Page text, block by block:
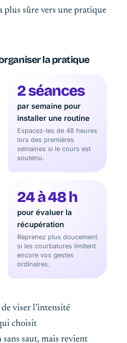
plus sûre vers une pratique
la pratique
2 séances
par semaine pour
installer une routine
Espacez-les de 48 heures
lors des premières
semaines si le cours est
soutenu.
24 à 48 h
pour évaluer la
récupération
Reprenez plus doucement
si les courbatures limitent
encore vos gestes
ordinaires.
de viser l’intensité
choisit
saut, mais revient